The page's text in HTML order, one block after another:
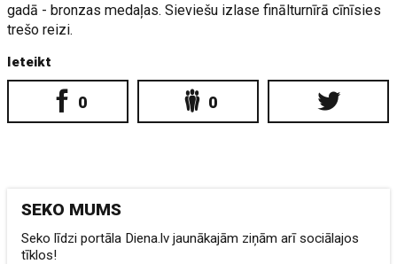
gadā - bronzas medaļas. Sieviešu izlase finālturnīrā cīnīsies
trešo reizi.
Ieteikt
0 0
SEKO MUMS
Seko līdzi portāla Diena.lv jaunākajām ziņām arī sociālajos
tīklos!